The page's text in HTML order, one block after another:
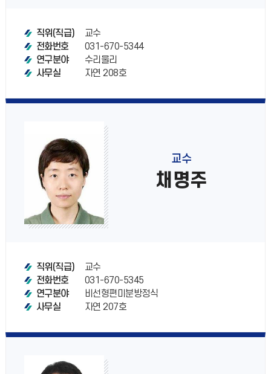
직위(직급)
교수
전화번호
031-670-5344
연구분야
수리물리
사무실
자연 208호
교수
채명주
직위(직급)
교수
전화번호
031-670-5345
연구분야
비선형편미분방정식
사무실
자연 207호